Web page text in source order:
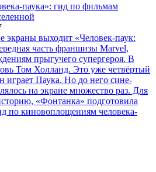
паука»: гид по фильмам
экраны выходит «Человек-паук:
часть франшизы Marvel,
прыгучего супергероя. В
Том Холланд. Это уже четвёртый
играет Паука. Но до него сине-
на экране множество раз. Для
«Фонтанка» подготовила
по киновоплощениям человека-